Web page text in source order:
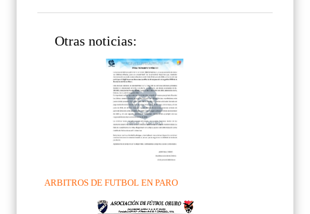
Otras noticias:
ARBITROS DE FUTBOL EN PARO